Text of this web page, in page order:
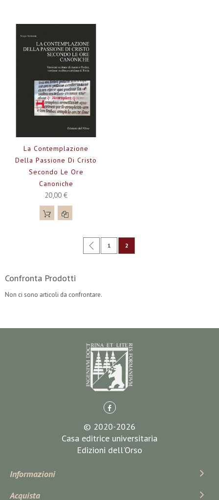
La Contemplazione
Della Passione Di Cristo
Secondo Le Ore
Canoniche
20,00 €
Pagina Pagina
Precedente
Pagina
1 Attualmente stai leggendo la
2
Confronta Prodotti
Non ci sono articoli da confrontare.
© 2020-2026
Casa editrice universitaria
Edizioni dell'Orso
Informazioni
Acquista